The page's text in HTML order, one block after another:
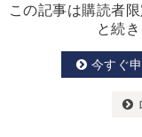
この記事は購読者
と続
今すぐ